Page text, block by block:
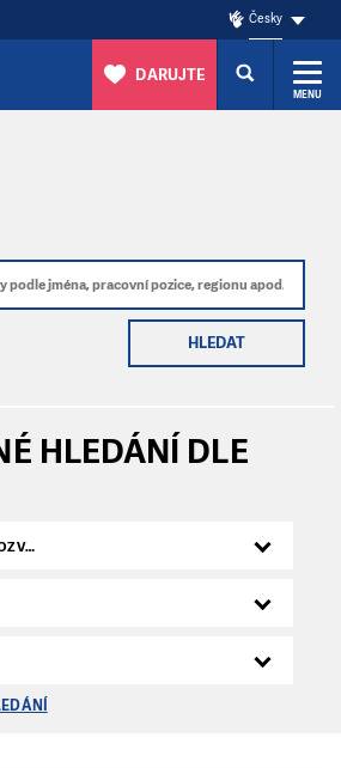
Česky
DARUJTE
MENU
HLEDAT
HLEDÁNÍ DLE
HUMANITÁRNÍ A ROZVOJOVÁ SEKCE